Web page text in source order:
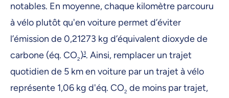
notables. En moyenne, chaque kilomètre parcouru
à vélo plutôt qu'en voiture permet d’éviter
l’émission de 0,21273 kg d’équivalent dioxyde de
carbone (éq. CO2)3. Ainsi, remplacer un trajet
quotidien de 5 km en voiture par un trajet à vélo
représente 1,06 kg d'éq. CO2 de moins par trajet,